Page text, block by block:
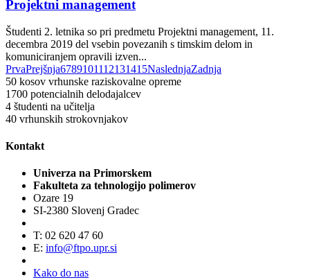
Projektni management
Študenti 2. letnika so pri predmetu Projektni management, 11.
decembra 2019 del vsebin povezanih s timskim delom in
komuniciranjem opravili izven...
PrvaPrejšnja6789101112131415NaslednjaZadnja
50 kosov vrhunske raziskovalne opreme
1700 potencialnih delodajalcev
4 študenti na učitelja
40 vrhunskih strokovnjakov
Kontakt
Univerza na Primorskem
Fakulteta za tehnologijo polimerov
Ozare 19
SI-2380 Slovenj Gradec
T: 02 620 47 60
E: info@ftpo.upr.si
Kako do nas